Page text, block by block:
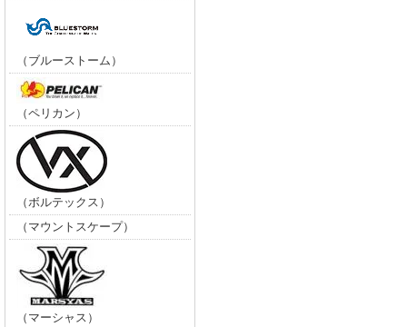
（ブルーストーム）
（ペリカン）
（ボルテックス）
（マウントスケープ）
（マーシャス）